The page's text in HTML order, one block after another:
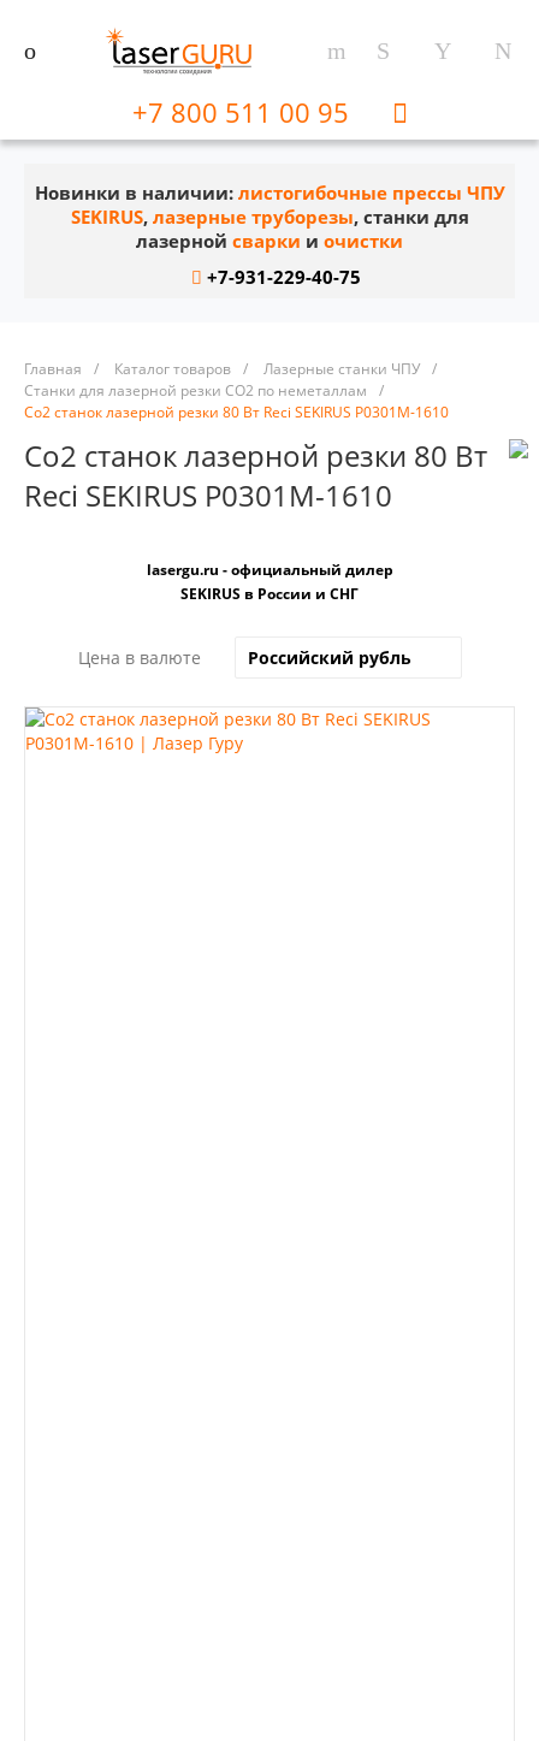
+7 800 511 00 95
Новинки в наличии: листогибочные прессы ЧПУ
SEKIRUS, лазерные труборезы, станки для
лазерной сварки и очистки
+7-931-229-40-75
Главная / Каталог товаров / Лазерные станки ЧПУ /
Станки для лазерной резки CO2 по неметаллам
/
Co2 станок лазерной резки 80 Вт Reci SEKIRUS P0301М-1610
Co2 станок лазерной резки 80 Вт
Reci SEKIRUS P0301М-1610
Цена в валюте
lasergu.ru - официальный дилер
SEKIRUS в России и СНГ